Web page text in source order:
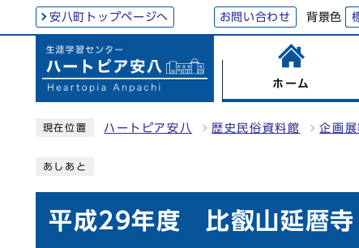
安八町トップページへ お問い合わせ 背景色
ホーム
現在位置 ハートピア安八 歴史民俗資料館 企画展
あしあと
平成29年度 比叡山延暦